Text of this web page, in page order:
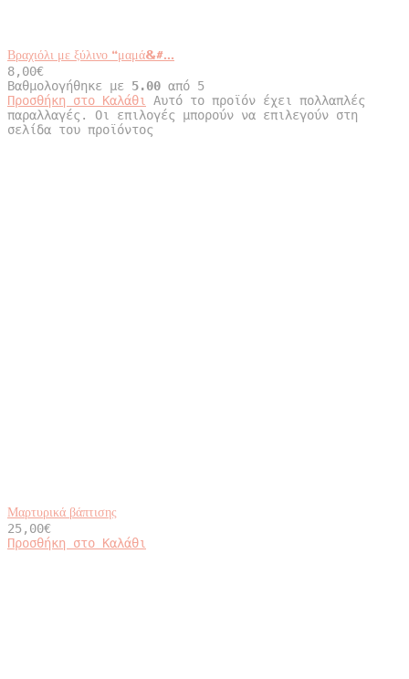
Βραχιόλι με ξύλινο “μαμά&#...
8,00€
Βαθμολογήθηκε με 5.00 από 5
Προσθήκη στο Καλάθι
Αυτό το προϊόν έχει πολλαπλές
παραλλαγές. Οι επιλογές μπορούν να επιλεγούν στη
σελίδα του προϊόντος
Μαρτυρικά βάπτισης
25,00€
Προσθήκη στο Καλάθι